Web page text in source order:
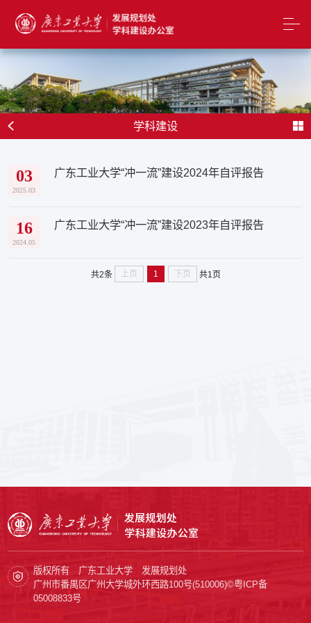
学科建设
03
2025.03
广东工业大学“冲一流”建设2024年自评报告
16
2024.05
广东工业大学“冲一流”建设2023年自评报告
共2条 上页 1 下页 共1页
版权所有 广东工业大学 发展规划处
广州市番禺区广州大学城外环西路100号(510006)©粤ICP备
05008833号